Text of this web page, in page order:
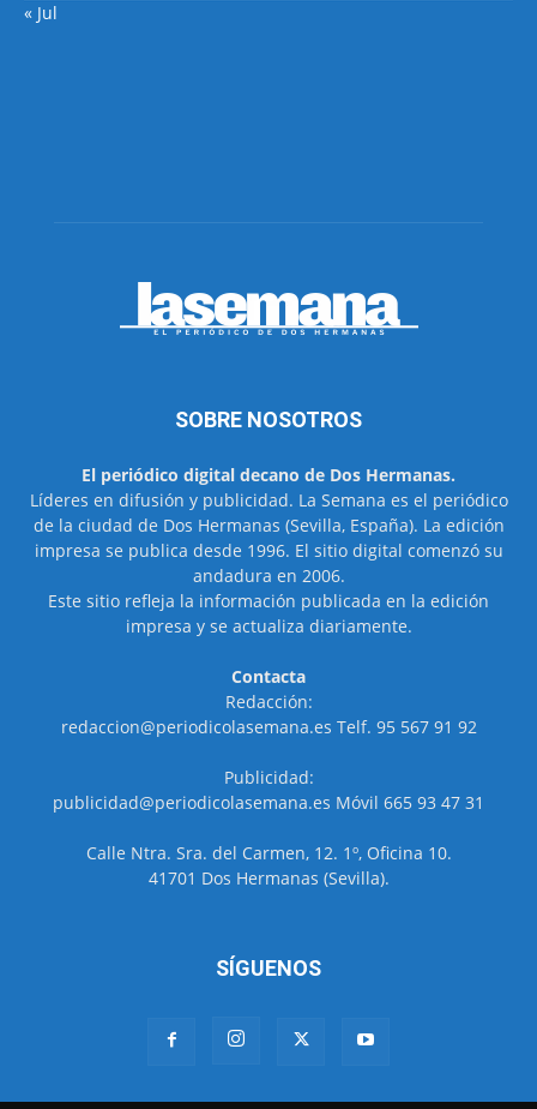
« Jul
SOBRE NOSOTROS
El periódico digital decano de Dos Hermanas.
Líderes en difusión y publicidad. La Semana es el periódico
de la ciudad de Dos Hermanas (Sevilla, España). La edición
impresa se publica desde 1996. El sitio digital comenzó su
andadura en 2006.
Este sitio refleja la información publicada en la edición
impresa y se actualiza diariamente.
Contacta
Redacción:
redaccion@periodicolasemana.es Telf. 95 567 91 92
Publicidad:
publicidad@periodicolasemana.es Móvil 665 93 47 31
Calle Ntra. Sra. del Carmen, 12. 1º, Oficina 10.
41701 Dos Hermanas (Sevilla).
SÍGUENOS